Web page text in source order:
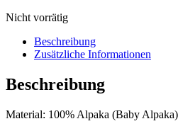
Nicht vorrätig
Beschreibung
Zusätzliche Informationen
Beschreibung
Material: 100% Alpaka (Baby Alpaka)